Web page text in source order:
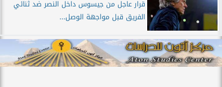
قرار عاجل من جيسوس داخل النصر ضد ثنائي
الفريق قبل مواجهة الوصل...